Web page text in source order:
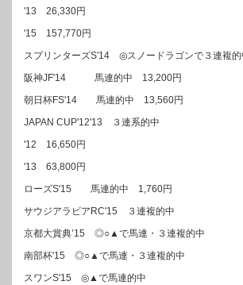
'13 26,330円
'15 157,770円
スプリンターズS'14 ◎スノードラゴンで３連複
阪神JF'14 馬連的中 13,200円
朝日杯FS'14 馬連的中 13,560円
JAPAN CUP'12'13 ３連系的中
'12 16,650円
'13 63,800円
ローズS'15 馬連的中 1,760円
サウジアラビアRC'15 ３連複的中
京都大賞典’15 ◎○▲で馬連・３連複的中
南部杯'15 ◎○▲で馬連・３連複的中
スワンS'15 ◎▲で馬連的中